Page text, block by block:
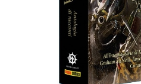
Giocattoli e Gadget
Offerte del Dragone